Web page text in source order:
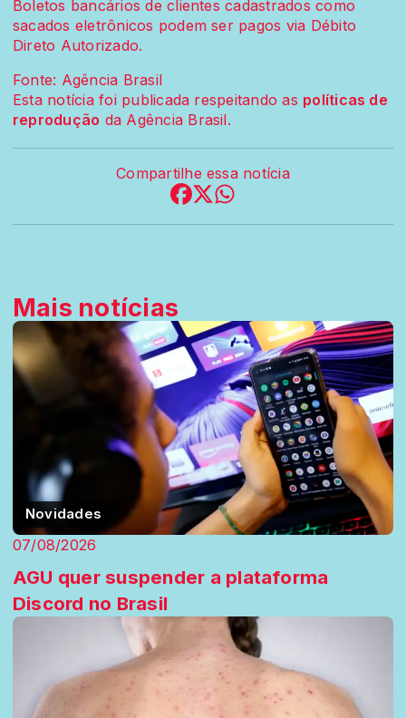
Boletos bancários de clientes cadastrados como
sacados eletrônicos podem ser pagos via Débito
Direto Autorizado.
Fonte: Agência Brasil
Esta notícia foi publicada respeitando as políticas de
reprodução da Agência Brasil.
Compartilhe essa notícia
Mais notícias
Novidades
07/08/2026
AGU quer suspender a plataforma
Discord no Brasil